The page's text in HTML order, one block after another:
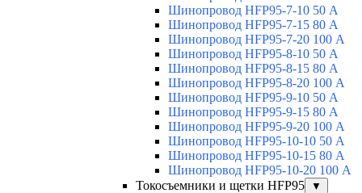
Шинопровод HFP95-7-10 50 А
Шинопровод HFP95-7-15 80 А
Шинопровод HFP95-7-20 100 А
Шинопровод HFP95-8-10 50 А
Шинопровод HFP95-8-15 80 А
Шинопровод HFP95-8-20 100 А
Шинопровод HFP95-9-10 50 А
Шинопровод HFP95-9-15 80 А
Шинопровод HFP95-9-20 100 А
Шинопровод HFP95-10-10 50 А
Шинопровод HFP95-10-15 80 А
Шинопровод HFP95-10-20 100 А
Токосъемники и щетки HFP95
▼